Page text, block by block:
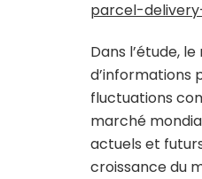
parcel-
Dans l’étude,
d’informations
fluctuations
marché
actuels et
croissance du